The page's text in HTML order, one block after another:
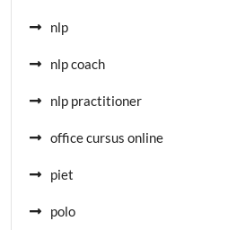
nlp
nlp coach
nlp practitioner
office cursus online
piet
polo